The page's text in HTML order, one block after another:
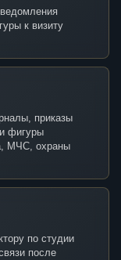
к визиту
приказы
фигуры
МЧС, охраны
по студии
после